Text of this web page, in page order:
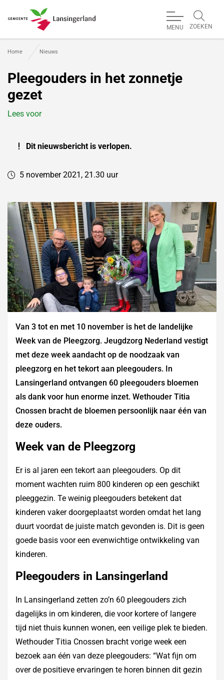
MENU ZOEKEN
Home Nieuws
Pleegouders in het zonnetje
gezet
Lees voor
Dit nieuwsbericht is verlopen.
5 november 2021, 21.30 uur
Van 3 tot en met 10 november is het de landelijke
Week van de Pleegzorg. Jeugdzorg Nederland vestigt
met deze week aandacht op de noodzaak van
pleegzorg en het tekort aan pleegouders. In
Lansingerland ontvangen 60 pleegouders bloemen
als dank voor hun enorme inzet. Wethouder Titia
Cnossen bracht de bloemen persoonlijk naar één van
deze ouders.
Week van de Pleegzorg
Er is al jaren een tekort aan pleegouders. Op dit
moment wachten ruim 800 kinderen op een geschikt
pleeggezin. Te weinig pleegouders betekent dat
kinderen vaker doorgeplaatst worden omdat het lang
duurt voordat de juiste match gevonden is. Dit is geen
goede basis voor een evenwichtige ontwikkeling van
kinderen.
Pleegouders in Lansingerland
In Lansingerland zetten zo’n 60 pleegouders zich
dagelijks in om kinderen, die voor kortere of langere
tijd niet thuis kunnen wonen, een veilige plek te bieden.
Wethouder Titia Cnossen bracht vorige week een
bezoek aan één van deze pleegouders: “Wat fijn om
over de positieve ervaringen te horen binnen dit gezin